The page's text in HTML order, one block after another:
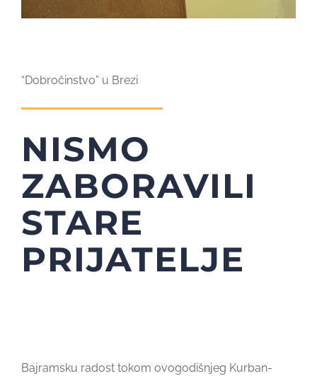
“Dobročinstvo” u Brezi
NISMO
ZABORAVILI
STARE
PRIJATELJE
Bajramsku radost tokom ovogodišnjeg Kurban-